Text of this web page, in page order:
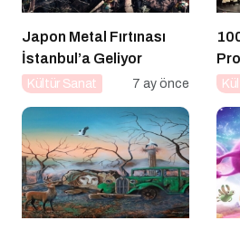
Japon Metal Fırtınası
İstanbul’a Geliyor
Kültür Sanat 7 ay önce